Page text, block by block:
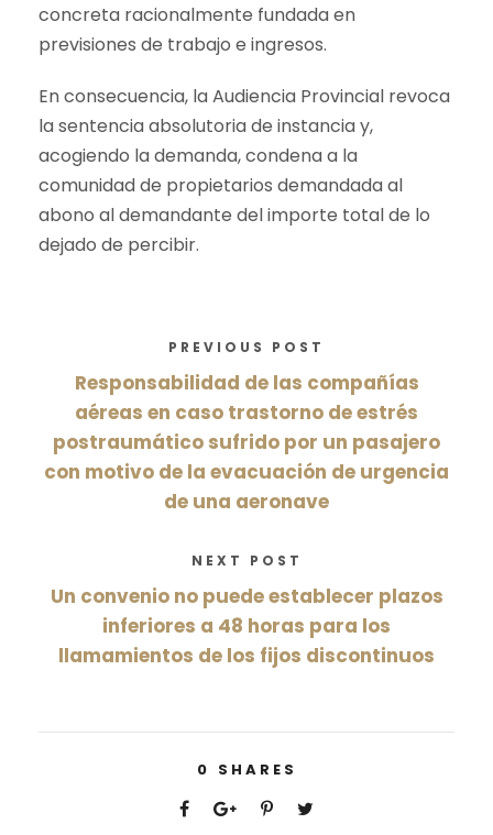
concreta racionalmente fundada en
previsiones de trabajo e ingresos.
En consecuencia, la Audiencia Provincial revoca
la sentencia absolutoria de instancia y,
acogiendo la demanda, condena a la
comunidad de propietarios demandada al
abono al demandante del importe total de lo
dejado de percibir.
PREVIOUS POST
Responsabilidad de las compañías
aéreas en caso trastorno de estrés
postraumático sufrido por un pasajero
con motivo de la evacuación de urgencia
de una aeronave
NEXT POST
Un convenio no puede establecer plazos
inferiores a 48 horas para los
llamamientos de los fijos discontinuos
0 SHARES